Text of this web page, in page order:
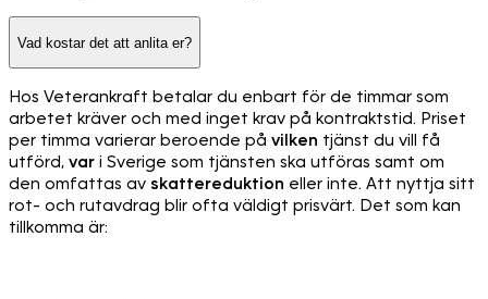
Vad kostar det att anlita er?
Hos Veterankraft betalar du enbart för de timmar som
arbetet kräver och med inget krav på kontraktstid. Priset
per timma varierar beroende på vilken tjänst du vill få
utförd, var i Sverige som tjänsten ska utföras samt om
den omfattas av skattereduktion eller inte. Att nyttja sitt
rot- och rutavdrag blir ofta väldigt prisvärt. Det som kan
tillkomma är: